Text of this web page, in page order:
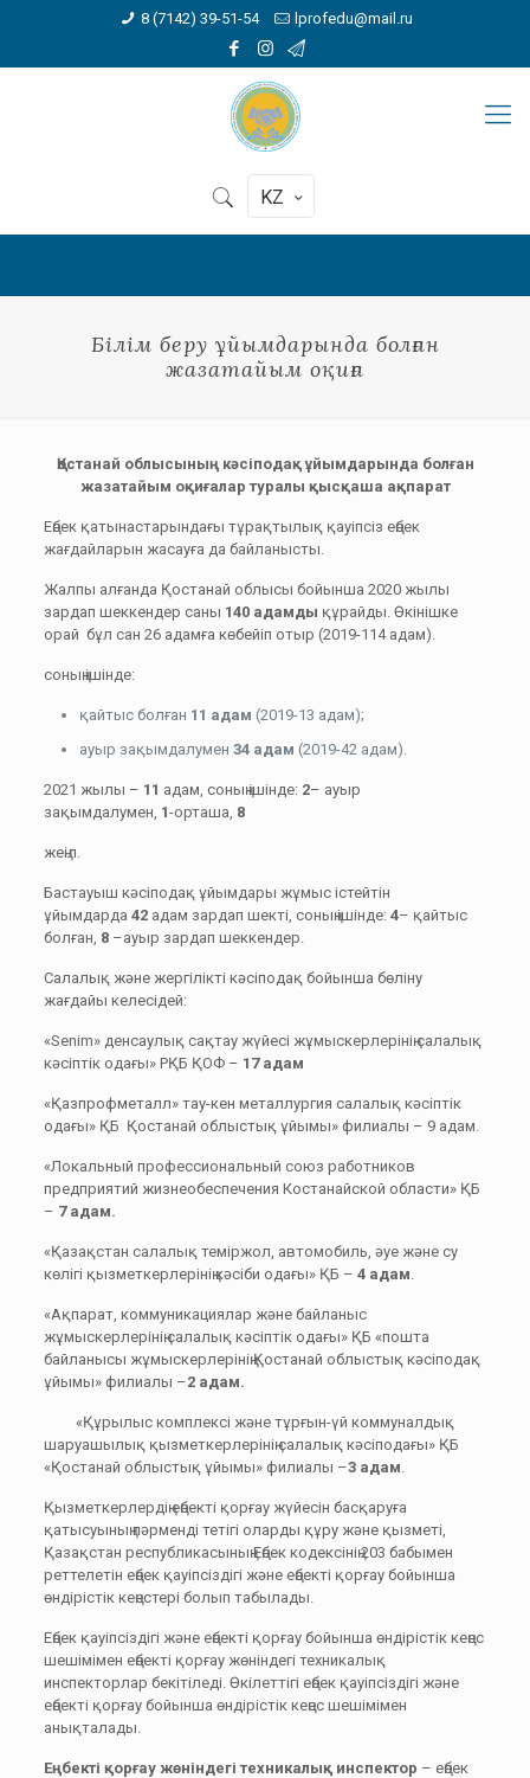
8 (7142) 39-51-54 lprofedu@mail.ru
KZ
Білім беру ұйымдарында болған
жазатайым оқиға
Қостанай облысының кәсіподақ ұйымдарында болған
жазатайым оқиғалар туралы қысқаша ақпарат
Еңбек қатынастарындағы тұрақтылық қауіпсіз еңбек
жағдайларын жасауға да байланысты.
Жалпы алғанда Қостанай облысы бойынша 2020 жылы
зардап шеккендер саны 140 адамды құрайды. Өкінішке
орай бұл сан 26 адамға көбейіп отыр (2019-114 адам).
соның ішінде:
қайтыс болған 11 адам (2019-13 адам);
ауыр зақымдалумен 34 адам (2019-42 адам).
2021 жылы – 11 адам, соның ішінде: 2– ауыр
зақымдалумен, 1-орташа, 8
жеңіл.
Бастауыш кәсіподақ ұйымдары жұмыс істейтін
ұйымдарда 42адам зардап шекті, соның ішінде: 4– қайтыс
болған, 8–ауыр зардап шеккендер.
Салалық және жергілікті кәсіподақ бойынша бөліну
жағдайы келесідей:
«Senim» денсаулық сақтау жүйесі жұмыскерлерінің салалық
кәсіптік одағы» РҚБ ҚОФ – 17 адам
«Қазпрофметалл» тау-кен металлургия салалық кәсіптік
одағы» ҚБ Қостанай облыстық ұйымы» филиалы – 9 адам.
«Локальный профессиональный союз работников
предприятий жизнеобеспечения Костанайской области» ҚБ
– 7 адам.
«Қазақстан салалық теміржол, автомобиль, әуе және су
көлігі қызметкерлерінің кәсіби одағы» ҚБ – 4 адам.
«Ақпарат, коммуникациялар және байланыс
жұмыскерлерінің салалық кәсіптік одағы» ҚБ «пошта
байланысы жұмыскерлерінің Қостанай облыстық кәсіподақ
ұйымы» филиалы –2 адам.
«Құрылыс комплексі және тұрғын-үй коммуналдық
шаруашылық қызметкерлерінің салалық кәсіподағы» ҚБ
«Қостанай облыстық ұйымы» филиалы –3 адам.
Қызметкерлердің еңбекті қорғау жүйесін басқаруға
қатысуының пәрменді тетігі оларды құру және қызметі,
Қазақстан республикасының Еңбек кодексінің 203 бабымен
реттелетін еңбек қауіпсіздігі және еңбекті қорғау бойынша
өндірістік кеңестері болып табылады.
Еңбек қауіпсіздігі және еңбекті қорғау бойынша өндірістік кеңес
шешімімен еңбекті қорғау жөніндегі техникалық
инспекторлар бекітіледі. Өкілеттігі еңбек қауіпсіздігі және
еңбекті қорғау бойынша өндірістік кеңес шешімімен
анықталады.
Еңбекті қорғау жөніндегі техникалық инспектор – еңбек